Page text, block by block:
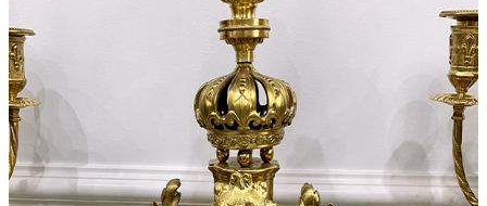
Chân Nến Đồng
Bộ 3 Món
Bộ Đếm Piano
Chưa Phân Loại
Phong Vũ Biểu
Phù Điêu